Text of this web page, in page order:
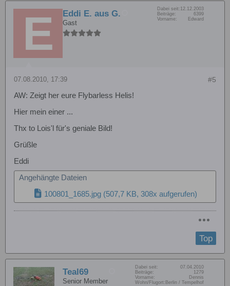
Eddi E. aus G.
Gast
Dabei seit: 12.12.2003
Beiträge:
6399
Vorname:
Edward
#5
07.08.2010, 17:39
AW: Zeigt her eure Flybarless Helis!
Hier mein einer ...
Thx to Lois'l für's geniale Bild!
Grüßle
Eddi
Angehängte Dateien
100801_1685.jpg (507,7 KB, 308x aufgerufen)
Top
Teal69
Senior Member
Dabei seit:
07.04.2010
Beiträge:
1279
Vorname:
Dennis
Wohn/Flugort: Berlin / Tempelhof